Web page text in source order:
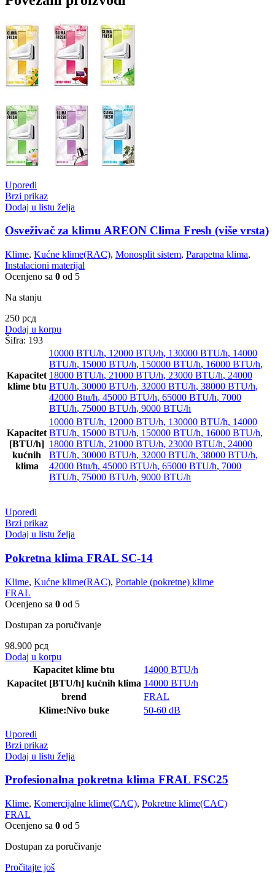
Uporedi
Brzi prikaz
Dodaj u listu želja
Osveživač za klimu AREON Clima Fresh (više vrsta)
Klime, Kućne klime(RAC), Monosplit sistem, Parapetna klima,
Instalacioni materijal
Ocenjeno sa 0 od 5
Na stanju
250 рсд
Dodaj u korpu
Šifra: 193
Kapacitet
klime btu
10000 BTU/h, 12000 BTU/h, 130000 BTU/h, 14000
BTU/h, 15000 BTU/h, 150000 BTU/h, 16000 BTU/h,
18000 BTU/h, 21000 BTU/h, 23000 BTU/h, 24000
BTU/h, 30000 BTU/h, 32000 BTU/h, 38000 BTU/h,
42000 Btu/h, 45000 BTU/h, 65000 BTU/h, 7000
BTU/h, 75000 BTU/h, 9000 BTU/h
Kapacitet
[BTU/h]
kućnih
klima
10000 BTU/h, 12000 BTU/h, 130000 BTU/h, 14000
BTU/h, 15000 BTU/h, 150000 BTU/h, 16000 BTU/h,
18000 BTU/h, 21000 BTU/h, 23000 BTU/h, 24000
BTU/h, 30000 BTU/h, 32000 BTU/h, 38000 BTU/h,
42000 Btu/h, 45000 BTU/h, 65000 BTU/h, 7000
BTU/h, 75000 BTU/h, 9000 BTU/h
Uporedi
Brzi prikaz
Dodaj u listu želja
Pokretna klima FRAL SC-14
Klime, Kućne klime(RAC), Portable (pokretne) klime
FRAL
Ocenjeno sa 0 od 5
Dostupan za poručivanje
98.900 рсд
Dodaj u korpu
Kapacitet klime btu
14000 BTU/h
Kapacitet [BTU/h] kućnih klima 14000 BTU/h
brend
FRAL
Klime:Nivo buke
50-60 dB
Uporedi
Brzi prikaz
Dodaj u listu želja
Profesionalna pokretna klima FRAL FSC25
Klime, Komercijalne klime(CAC), Pokretne klime(CAC)
FRAL
Ocenjeno sa 0 od 5
Dostupan za poručivanje
Pročitajte još